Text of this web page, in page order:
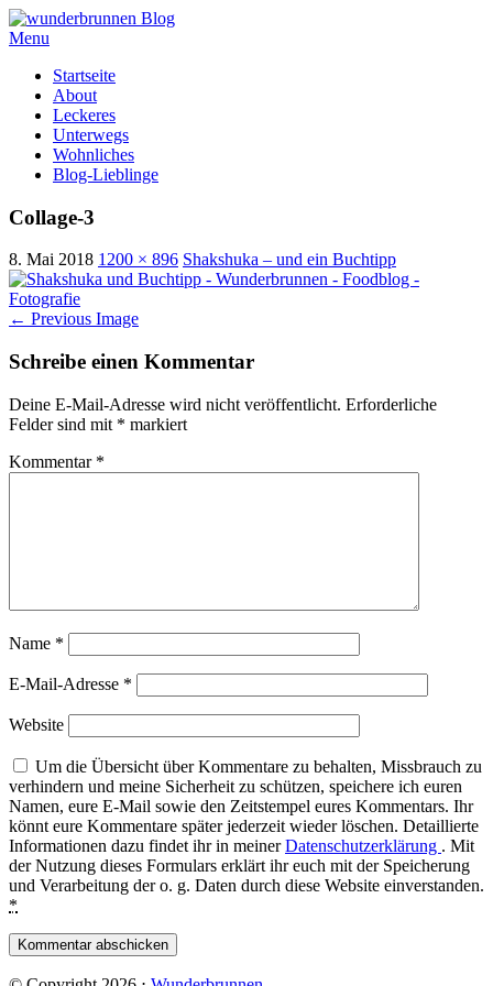
Menu
content
Startseite
About
Leckeres
Unterwegs
Wohnliches
Blog-Lieblinge
Collage-3
8. Mai 2018 1200 × 896 Shakshuka – und ein Buchtipp
← Previous Image
Schreibe einen Kommentar
Deine E-Mail-Adresse wird nicht veröffentlicht. Erforderliche
Felder sind mit * markiert
Kommentar *
Name *
E-Mail-Adresse *
Website
Um die Übersicht über Kommentare zu behalten, Missbrauch zu
verhindern und meine Sicherheit zu schützen, speichere ich euren
Namen, eure E-Mail sowie den Zeitstempel eures Kommentars. Ihr
könnt eure Kommentare später jederzeit wieder löschen. Detaillierte
Informationen dazu findet ihr in meinerDatenschutzerklärung . Mit
der Nutzung dieses Formulars erklärt ihr euch mit der Speicherung
und Verarbeitung der o. g. Daten durch diese Website einverstanden.
*